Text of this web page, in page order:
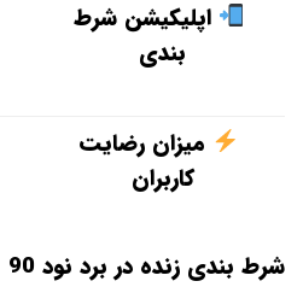
اپلیکیشن شرط
بندی
میزان رضایت
کاربران
شرط بندی زنده در برد نود 90